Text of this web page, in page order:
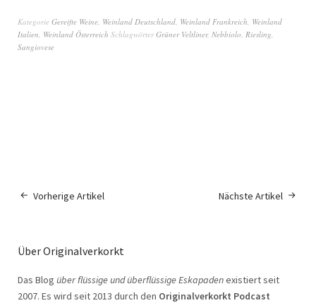
Kategorie Gereifte Weine Weinland Deutschland Weinland Frankreich Weinland
Italien Weinland Österreich SchlagwörterGrüner Veltliner, Nebbiolo Riesling
Sangiovese
Vorherige Artikel Nächste Artikel
Über Originalverkorkt
Das Blog über flüssige und überflüssige Eskapadenexistiert seit
2007. Es wird seit 2013 durch den Originalverkorkt Podcast